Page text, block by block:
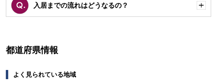
入居までの流れはどうなるの？
く
都道府県情報
よく見られている地域